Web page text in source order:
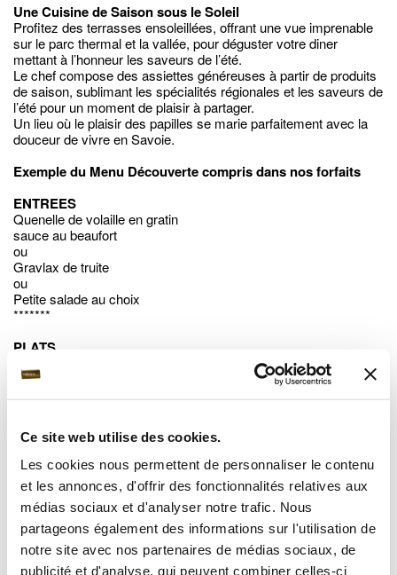
Ce site web utilise des cookies.
Les cookies nous permettent de personnaliser le contenu
et les annonces, d'offrir des fonctionnalités relatives aux
médias sociaux et d'analyser notre trafic. Nous
partageons également des informations sur l'utilisation de
notre site avec nos partenaires de médias sociaux, de
publicité et d'analyse, qui peuvent combiner celles-ci
Une Cuisine de Saison sous le Soleil
Profitez des terrasses ensoleillées, offrant une vue imprenable
sur le parc thermal et la vallée, pour déguster votre diner
mettant à l’honneur les saveurs de l’été.
Le chef compose des assiettes généreuses à partir de produits
de saison, sublimant les spécialités régionales et les saveurs de
l’été pour un moment de plaisir à partager.
Un lieu où le plaisir des papilles se marie parfaitement avec la
douceur de vivre en Savoie.
Exemple du Menu Découverte compris dans nos forfaits
ENTREES
Quenelle de volaille en gratin
sauce au beaufort
ou
Gravlax de truite
ou
Petite salade au choix
*******
PLATS
ou
Filet de truite saumonée
Sauce au marc de Savoie, riz et légumes de saison
*******
DESSERT
Assiette de trois fromages de Savoie
ou
Tiramisu aux fruits rouges
ou